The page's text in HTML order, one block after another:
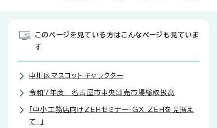
このページを見ている方はこんなページも見ていま
す
中川区マスコットキャラクター
令和7年度 名古屋市中央卸売市場総取扱高
「中小工務店向けZEHセミナー-GX ZEHを見据え
て-」